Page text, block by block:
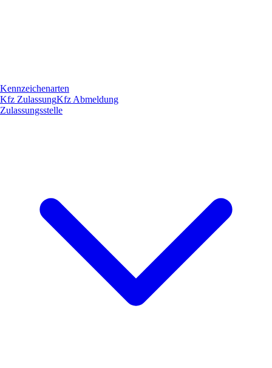
Kennzeichenarten
Kfz ZulassungKfz Abmeldung
Zulassungsstelle